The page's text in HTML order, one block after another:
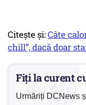
Citește și:Câte
chill”, dacă doar
Fiți la curent
Urmăriți DCNews